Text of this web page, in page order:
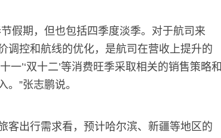
期，但也包括四季度淡季。对于航司来
调控和航线的优化，是航司在营收上提升的
’‘双十二’等消费旺季采取相关的销售策略和
”张志鹏说。
出行需求看，预计哈尔滨、新疆等地区的